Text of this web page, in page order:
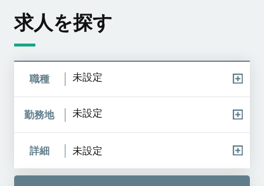
求人を探す
職種 未設定
勤務地 未設定
詳細 未設定